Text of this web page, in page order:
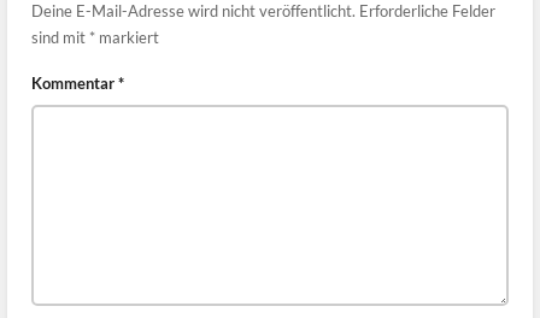
Deine E-Mail-Adresse wird nicht veröffentlicht. Erforderliche Felder
sind mit * markiert
Kommentar*